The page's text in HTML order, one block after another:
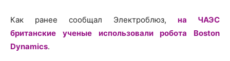
Как ранее сообщал Электроблюз, на ЧАЭС
британские ученые использовали робота Boston
Dynamics.